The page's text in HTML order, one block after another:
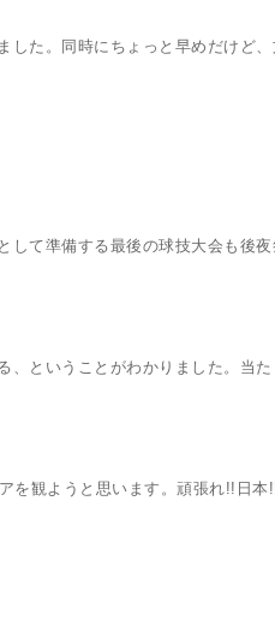
した。同時にちょっと早めだけど
して準備する最後の球技大会も後
、ということがわかりました。当
を観ようと思います。頑張れ!!日本